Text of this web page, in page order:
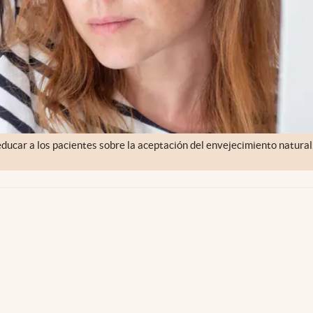
a los pacientes sobre la aceptación del envejecimiento